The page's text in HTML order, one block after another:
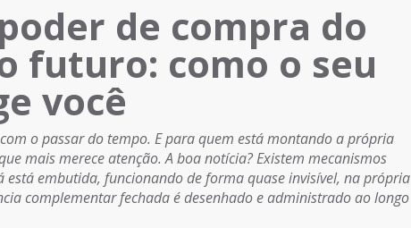
de compra do
futuro: como o seu
você
o passar do tempo. E para quem está montando a própria
mais merece atenção. A boa notícia? Existem mecanismos
está embutida, funcionando de forma quase invisível, na própria
complementar fechada é desenhado e administrado ao longo